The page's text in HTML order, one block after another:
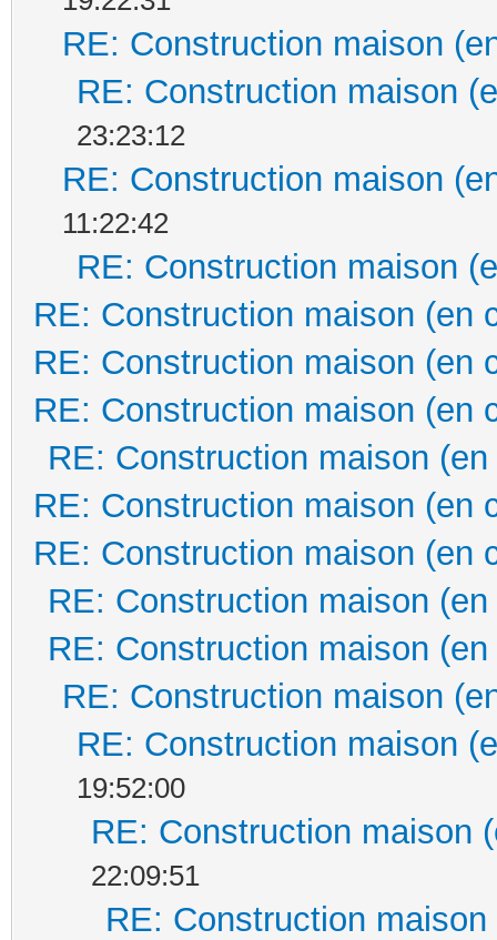
RE: Construction maison
RE: Construction maison
23:23:12
RE: Construction maison
11:22:42
RE: Construction maison
RE: Construction maison (en
RE: Construction maison (en
RE: Construction maison (en
RE: Construction maison
RE: Construction maison (en
RE: Construction maison (en
RE: Construction maison
RE: Construction maison
RE: Construction maison
RE: Construction maison
19:52:00
RE: Construction maison
22:09:51
RE: Construction